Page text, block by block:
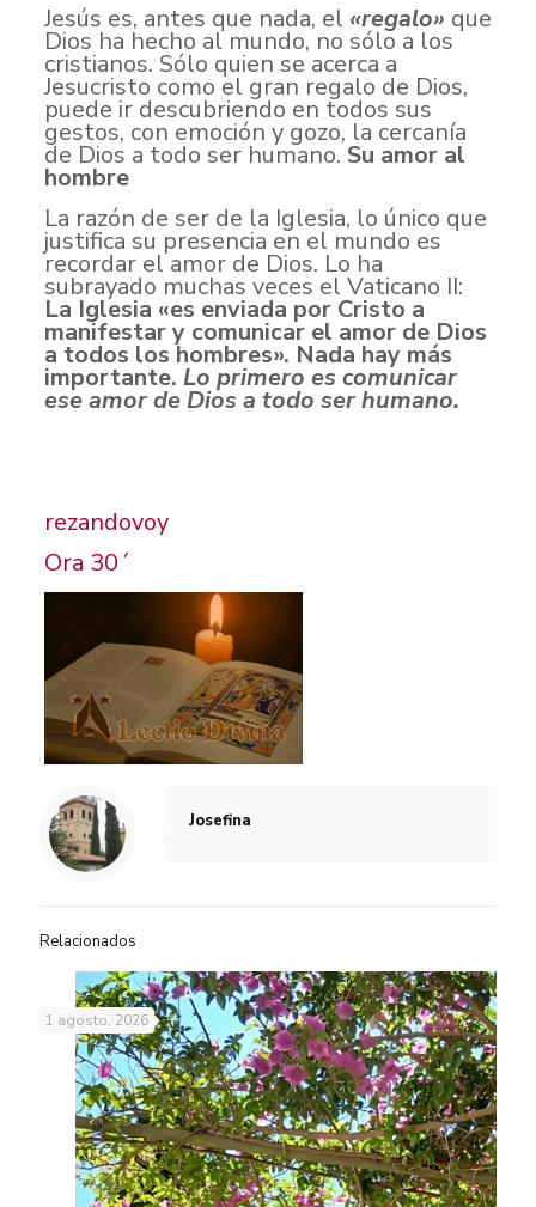
Jesús es, antes que nada, el «regalo» que
Dios ha hecho al mundo, no sólo a los
cristianos. Sólo quien se acerca a
Jesucristo como el gran regalo de Dios,
puede ir descubriendo en todos sus
gestos, con emoción y gozo, la cercanía
de Dios a todo ser humano. Su amor al
hombre
La razón de ser de la Iglesia, lo único que
justifica su presencia en el mundo es
recordar el amor de Dios. Lo ha
subrayado muchas veces el Vaticano II:
La Iglesia «es enviada por Cristo a
manifestar y comunicar el amor de Dios
a todos los hombres». Nada hay más
importante. Lo primero es comunicar
ese amor de Dios a todo ser humano.
rezandovoy
Ora 30´
Josefina
Relacionados
1 agosto, 2026